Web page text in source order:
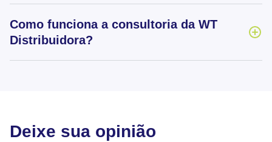
Como funciona a consultoria da WT
Distribuidora?
Deixe sua opinião